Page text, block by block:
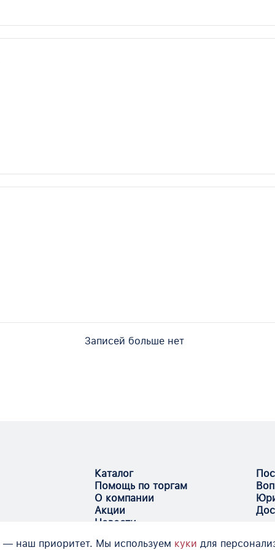
Записей больше нет
Каталог
Помощь по торгам
О компании
Акции
Новости
наш приоритет. Мы используем куки для